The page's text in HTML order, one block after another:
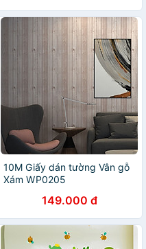
10M Giấy dán tường Vân gỗ
Xám WP0205
149.000 đ